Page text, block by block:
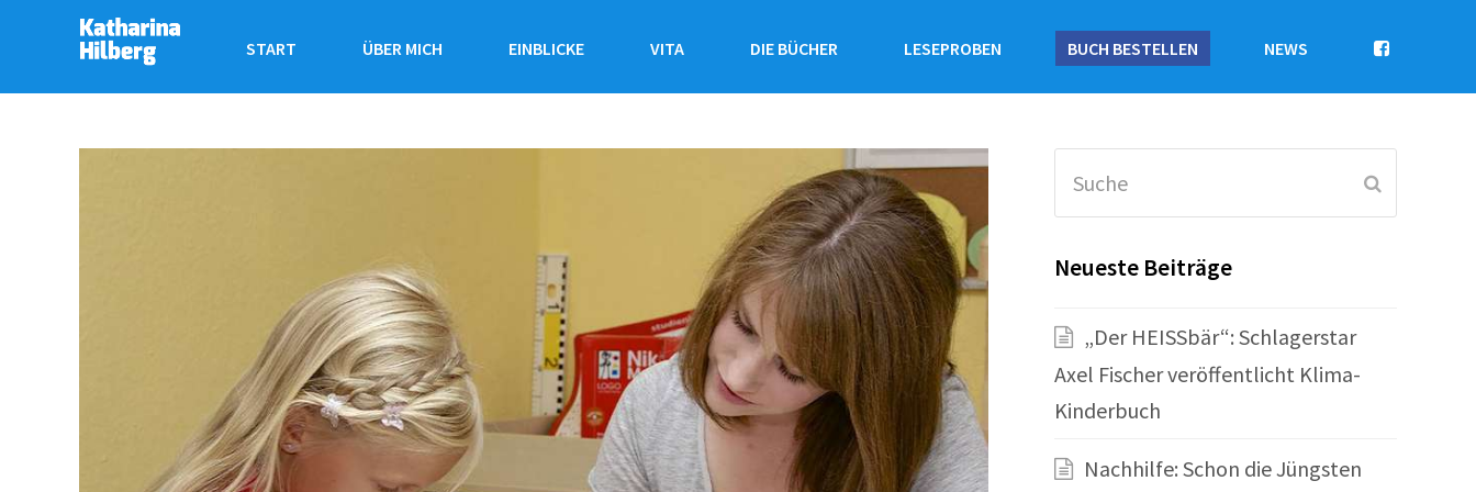
START ÜBER MICH EINBLICKE VITA DIE BÜCHER LESEPROBEN BUCH BESTELLEN NEWS
Neueste Beiträge
„Der HEISSbär“: Schlagerstar
Axel Fischer veröffentlicht Klima-
Kinderbuch
Nachhilfe: Schon die Jüngsten